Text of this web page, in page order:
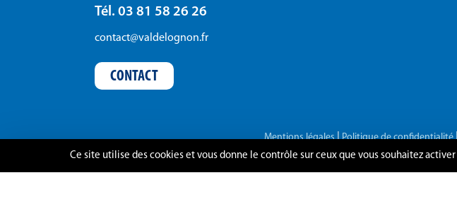
Tél. 03 81 58 26 26
contact@valdelognon.fr
CONTACT
Mentions légales|Politique de confidentialité
Ce site utilise des cookies et vous donne le contrôle sur ceux que vous souhaitez activer